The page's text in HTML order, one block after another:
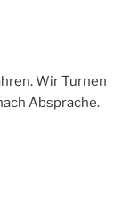
Wir Turnen
Absprache.